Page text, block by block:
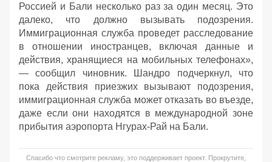
Россией и Бали несколько раз за один месяц. Это
далеко, что должно вызывать подозрения.
Иммиграционная служба проведет расследование
в отношении иностранцев, включая данные и
действия, хранящиеся на мобильных телефонах»,
— сообщил чиновник. Шандро подчеркнул, что
пока действия приезжих вызывают подозрения,
иммиграционная служба может отказать во въезде,
даже если они находятся в международной зоне
прибытия аэропорта Нгурах-Рай на Бали.
Спасибо что смотрите рекламу, это поддерживает проект. Прокрутите,